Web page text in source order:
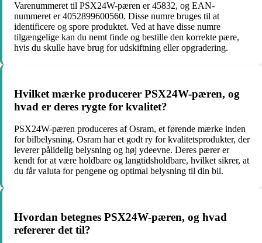
Varenummeret til PSX24W-pæren er 45832, og EAN-
nummeret er 4052899600560. Disse numre bruges til at
identificere og spore produktet. Ved at have disse numre
tilgængelige kan du nemt finde og bestille den korrekte pære,
hvis du skulle have brug for udskiftning eller opgradering.
Hvilket mærke producerer PSX24W-pæren, og
hvad er deres rygte for kvalitet?
PSX24W-pæren produceres af Osram, et førende mærke inden
for bilbelysning. Osram har et godt ry for kvalitetsprodukter, der
leverer pålidelig belysning og høj ydeevne. Deres pærer er
kendt for at være holdbare og langtidsholdbare, hvilket sikrer, at
du får valuta for pengene og optimal belysning til din bil.
Hvordan betegnes PSX24W-pæren, og hvad
refererer det til?